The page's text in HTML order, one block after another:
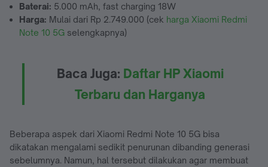
Baterai: 5.000 mAh, fast charging 18W
Harga: Mulai dari Rp 2.749.000 (cek harga Xiaomi Redmi
Note 10 5G selengkapnya)
Baca Juga: Daftar HP Xiaomi
Terbaru dan Harganya
Beberapa aspek dari Xiaomi Redmi Note 10 5G bisa
dikatakan mengalami sedikit penurunan dibanding generasi
sebelumnya. Namun, hal tersebut dilakukan agar membuat